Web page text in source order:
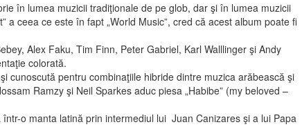
în lumea muzicii tradiţionale de pe glob, dar şi în lumea muzicii
a ceea ce este în fapt „World Music”, cred că acest album poate fi
Alex Faku, Tim Finn, Peter Gabriel, Karl Walllinger şi Andy
colorată.
cunoscută pentru combinaţiile hibride dintre muzica arăbească şi
Ramzy şi Neil Sparkes aduc piesa „Habibe” (my beloved –
o manta latină prin intermediul lui Juan Canizares şi a lui Papa